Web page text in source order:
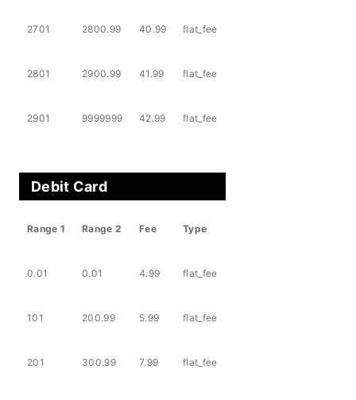
2701 2800.99 40.99 flat_fee
2801 2900.99 41.99 flat_fee
2901 9999999 42.99 flat_fee
Debit Card
Range 1 Range 2 Fee Type
0.01 0.01 4.99 flat_fee
101 200.99 5.99 flat_fee
201 300.99 7.99 flat_fee